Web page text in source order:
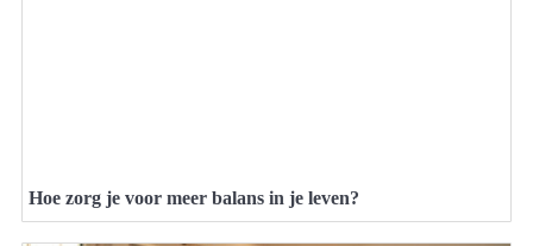
Hoe zorg je voor meer balans in je leven?